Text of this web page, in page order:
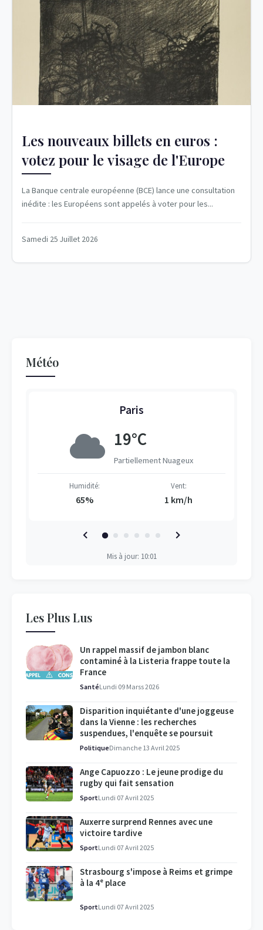
Les nouveaux billets en euros :
votez pour le visage de l'Europe
La Banque centrale européenne (BCE) lance une consultation
inédite : les Européens sont appelés à voter pour les...
Samedi 25 Juillet 2026
Météo
Paris
19°C
Partiellement Nuageux
Humidité:
65%
Vent:
1 km/h
Mis à jour: 10:01
Les Plus Lus
Un rappel massif de jambon blanc
contaminé à la Listeria frappe toute la
France
SantéLundi 09 Marss 2026
Disparition inquiétante d'une joggeuse
dans la Vienne : les recherches
suspendues, l'enquête se poursuit
PolitiqueDimanche 13 Avril 2025
Ange Capuozzo : Le jeune prodige du
rugby qui fait sensation
SportLundi 07 Avril 2025
Auxerre surprend Rennes avec une
victoire tardive
SportLundi 07 Avril 2025
Strasbourg s'impose à Reims et grimpe
à la 4ᵉ place
SportLundi 07 Avril 2025